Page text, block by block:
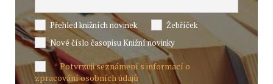
Přehled knižních novinek
Žebříček
Nové číslo časopisu Knižní novinky
*Potvrzuji seznámení s informací o
zpracování osobních údajů